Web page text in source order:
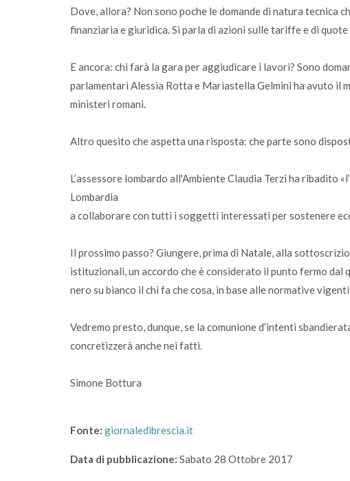
Dove, allora? Non sono poche le domande di natura tecnica
finanziaria e giuridica. Si parla di azioni sulle tariffe e di
E ancora: chi farà la gara per aggiudicare i lavori? Sono
parlamentari Alessia Rotta e Mariastella Gelmini ha avuto il
ministeri romani.
Altro quesito che aspetta una risposta: che parte sono
L’assessore lombardo all'Ambiente Claudia Terzi ha ribadito
Lombardia
a collaborare con tutti i soggetti interessati per sostenere
Il prossimo passo? Giungere, prima di Natale, alla
istituzionali, un accordo che è considerato il punto fermo
nero su bianco il chi fa che cosa, in base alle normative
Vedremo presto, dunque, se la comunione d’intenti
concretizzerà anche nei fatti.
Simone Bottura
Fonte: giornaledibrescia.it
Data di pubblicazione: Sabato 28 Ottobre 2017